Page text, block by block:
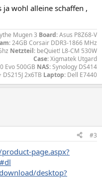
ja wohl alleine schaffen ,
Mugen 3 Board: Asus P8Z68-V
: 24GB Corsair DDR3-1866 MHz
Netzteil: beQuiet! L8-CM 530W
Case: Xigmatek Utgard
Evo 500GB NAS: Synology DS414
DS215J 2x6TB Laptop: Dell E7440​
#3
page.aspx?
desktop?